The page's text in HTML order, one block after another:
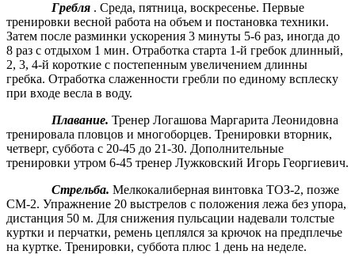
Гребля . Среда, пятница, воскресенье. Первые
тренировки весной работа на объем и постановка техники.
Затем после разминки ускорения 3 минуты 5-6 раз, иногда до
8 раз с отдыхом 1 мин. Отработка старта 1-й гребок длинный,
2, 3, 4-й короткие с постепенным увеличением длинны
гребка. Отработка слаженности гребли по единому всплеску
при входе весла в воду.
Плавание. Тренер Логашова Маргарита Леонидовна
тренировала пловцов и многоборцев. Тренировки вторник,
четверг, суббота с 20-45 до 21-30. Дополнительные
тренировки утром 6-45 тренер Лужковский Игорь Георгиевич.
Стрельба. Мелкокалиберная винтовка ТОЗ-2, позже
СМ-2. Упражнение 20 выстрелов с положения лежа без упора,
дистанция 50 м. Для снижения пульсации надевали толстые
куртки и перчатки, ремень цеплялся за крючок на предплечье
на куртке. Тренировки, суббота плюс 1 день на неделе.